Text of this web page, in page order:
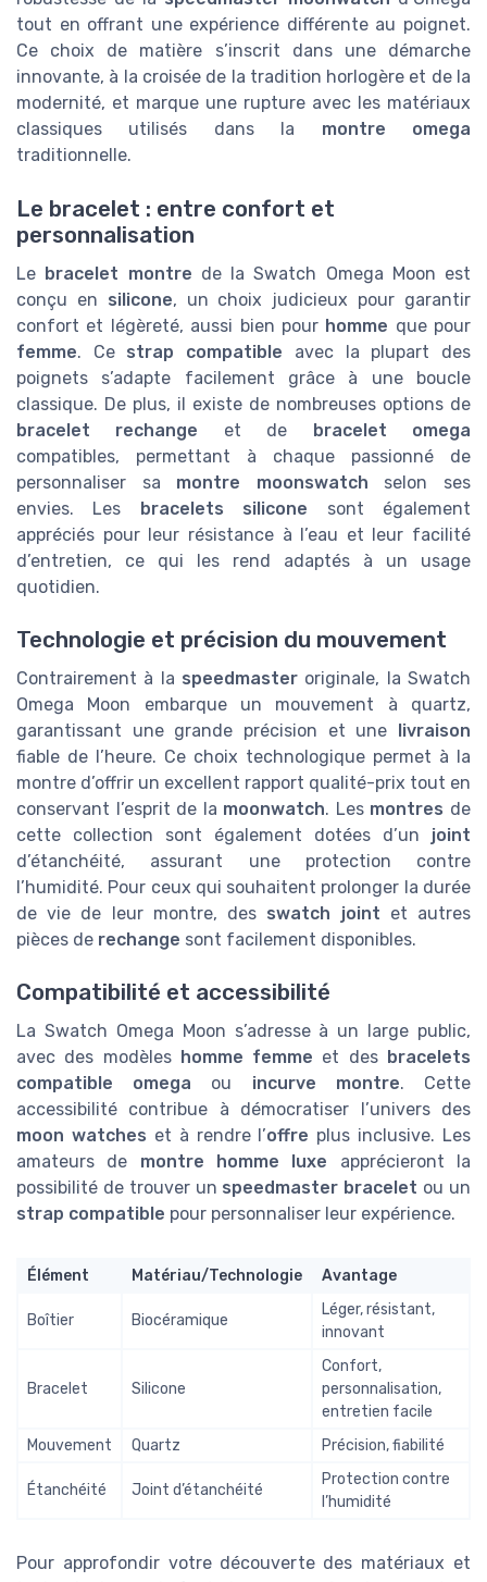
tout en offrant une expérience différente au poignet.
Ce choix de matière s’inscrit dans une démarche
innovante, à la croisée de la tradition horlogère et de la
modernité, et marque une rupture avec les matériaux
classiques utilisés dans la montre omega
traditionnelle.
Le bracelet : entre confort et
personnalisation
Le bracelet montre de la Swatch Omega Moon est
conçu en silicone, un choix judicieux pour garantir
confort et légèreté, aussi bien pour homme que pour
femme. Ce strap compatible avec la plupart des
poignets s’adapte facilement grâce à une boucle
classique. De plus, il existe de nombreuses options de
bracelet rechange et de bracelet omega
compatibles, permettant à chaque passionné de
personnaliser sa montre moonswatch selon ses
envies. Les bracelets silicone sont également
appréciés pour leur résistance à l’eau et leur facilité
d’entretien, ce qui les rend adaptés à un usage
quotidien.
Technologie et précision du mouvement
Contrairement à la speedmaster originale, la Swatch
Omega Moon embarque un mouvement à quartz,
garantissant une grande précision et une livraison
fiable de l’heure. Ce choix technologique permet à la
montre d’offrir un excellent rapport qualité-prix tout en
conservant l’esprit de la moonwatch. Les montres de
cette collection sont également dotées d’un joint
d’étanchéité, assurant une protection contre
l’humidité. Pour ceux qui souhaitent prolonger la durée
de vie de leur montre, des swatch joint et autres
pièces de rechange sont facilement disponibles.
Compatibilité et accessibilité
La Swatch Omega Moon s’adresse à un large public,
avec des modèles homme femme et des bracelets
compatible omega ou incurve montre. Cette
accessibilité contribue à démocratiser l’univers des
moon watches et à rendre l’offre plus inclusive. Les
amateurs de montre homme luxe apprécieront la
possibilité de trouver un speedmaster bracelet ou un
strap compatible pour personnaliser leur expérience.
Élément Matériau/Technologie Avantage
Boîtier Biocéramique
Léger, résistant,
innovant
Bracelet Silicone
Confort,
personnalisation,
entretien facile
Mouvement
Quartz Précision, fiabilité
Étanchéité Joint d’étanchéité
Protection contre
l’humidité
Pour approfondir votre découverte des matériaux et